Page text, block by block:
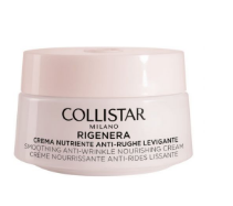
Voeg
toe
aan
verlanglijst